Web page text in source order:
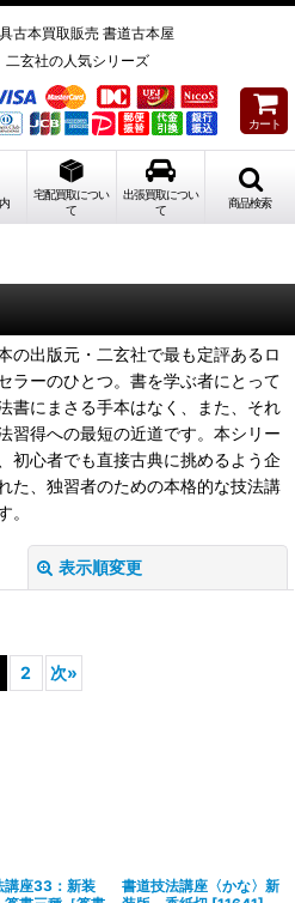
古本買取販売 書道古本屋
二玄社の人気シリーズ
カート
宅配買取につい
て
出張買取につい
て
商品検索
の出版元・二玄社で最も定評あるロ
ラーのひとつ。書を学ぶ者にとって
書にまさる手本はなく、また、それ
習得への最短の近道です。本シリー
初心者でも直接古典に挑めるよう企
た、独習者のための本格的な技法講
。
表示順変更
2 次»
講座33：新装
書道技法講座〈かな〉新